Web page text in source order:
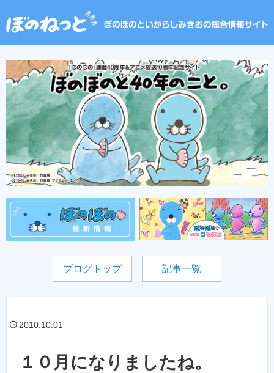
ブログトップ 記事一覧
2010.10.01
１０月になりましたね。